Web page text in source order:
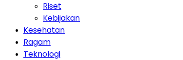
Riset
Kebijakan
Kesehatan
Ragam
Teknologi